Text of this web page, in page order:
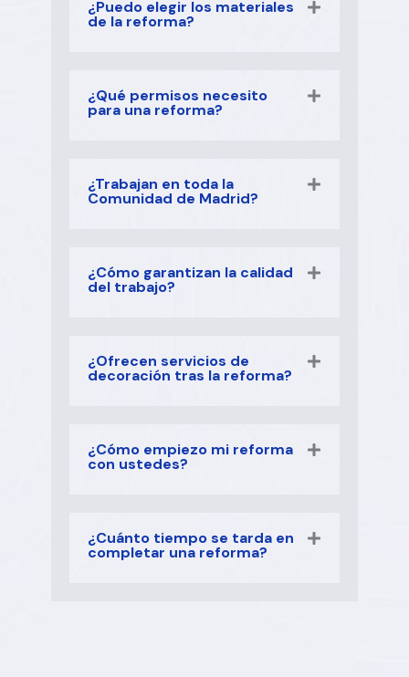
¿Puedo elegir los materiales
de la reforma?
¿Qué permisos necesito
para una reforma?
¿Trabajan en toda la
Comunidad de Madrid?
¿Cómo garantizan la calidad
del trabajo?
¿Ofrecen servicios de
decoración tras la reforma?
¿Cómo empiezo mi reforma
con ustedes?
¿Cuánto tiempo se tarda en
completar una reforma?